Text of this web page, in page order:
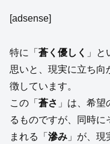
[adsense]
特に「 蒼く優しく 」
思いと、現実に立ち向
徴しています。
この「 蒼さ 」は、希
るものですが、同時
まれる「 滲み 」が、現